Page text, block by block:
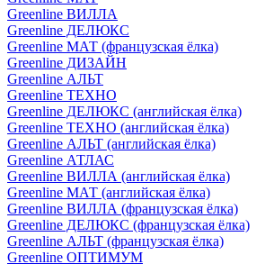
Greenline ВИЛЛА
Greenline ДЕЛЮКС
Greenline МАТ (французская ёлка)
Greenline ДИЗАЙН
Greenline АЛЬТ
Greenline ТЕХНО
Greenline ДЕЛЮКС (английская ёлка)
Greenline ТЕХНО (английская ёлка)
Greenline АЛЬТ (английская ёлка)
Greenline АТЛАС
Greenline ВИЛЛА (английская ёлка)
Greenline МАТ (английская ёлка)
Greenline ВИЛЛА (французская ёлка)
Greenline ДЕЛЮКС (французская ёлка)
Greenline АЛЬТ (французская ёлка)
Greenline ОПТИМУМ